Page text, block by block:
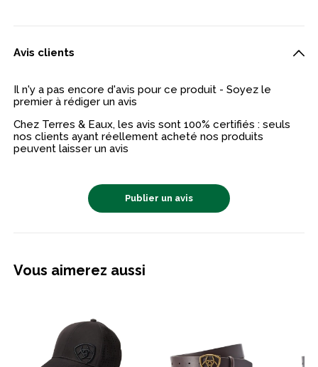
Avis clients
Il n'y a pas encore d'avis pour ce produit - Soyez le
premier à rédiger un avis
Chez Terres & Eaux, les avis sont 100% certifiés : seuls
nos clients ayant réellement acheté nos produits
peuvent laisser un avis
Publier un avis
Vous aimerez aussi